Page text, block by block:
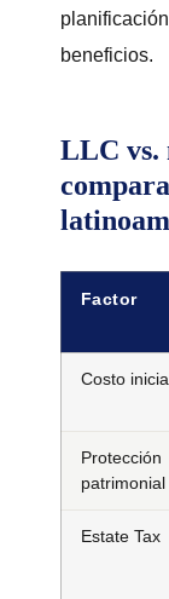
beneficios.
LLC vs.
Factor
Costo
Protección
patrimonial
Estate Tax